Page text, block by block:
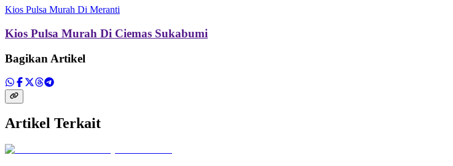
Kios Pulsa Murah Di Meranti
Kios Pulsa Murah Di Ciemas Sukabumi
Bagikan Artikel
Artikel Terkait